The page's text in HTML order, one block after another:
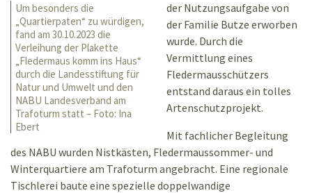
Um besonders die
„Quartierpaten“ zu würdigen,
fand am 30.10.2023 die
Verleihung der Plakette
„Fledermaus komm ins Haus“
durch die Landesstiftung für
Natur und Umwelt und den
NABU Landesverband am
Trafoturm statt – Foto: Ina
Ebert
der Nutzungsaufgabe von
der Familie Butze erworben
wurde. Durch die
Vermittlung eines
Fledermausschützers
entstand daraus ein tolles
Artenschutzprojekt.
Mit fachlicher Begleitung
des NABU wurden Nistkästen, Fledermaussommer- und
Winterquartiere am Trafoturm angebracht. Eine regionale
Tischlerei baute eine spezielle doppelwandige